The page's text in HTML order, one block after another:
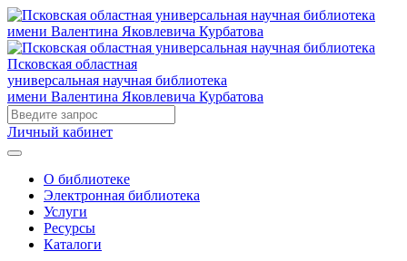
Псковская областная
универсальная научная библиотека
имени Валентина Яковлевича Курбатова
Личный кабинет
О библиотеке
Электронная библиотека
Услуги
Ресурсы
Каталоги